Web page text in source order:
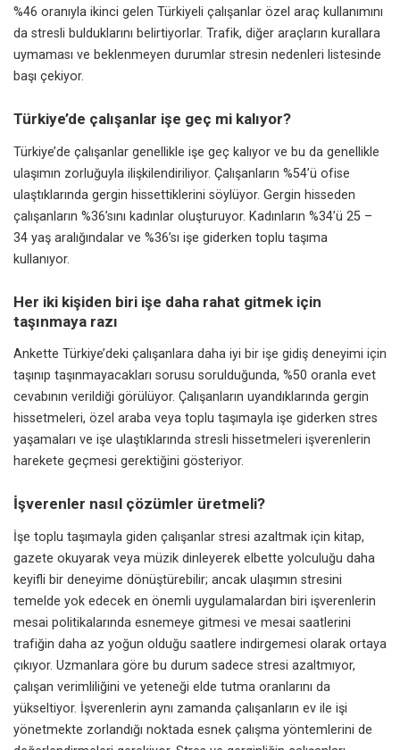
%46 oranıyla ikinci gelen Türkiyeli çalışanlar özel araç kullanımını
da stresli bulduklarını belirtiyorlar. Trafik, diğer araçların kurallara
uymaması ve beklenmeyen durumlar stresin nedenleri listesinde
başı çekiyor.
Türkiye’de çalışanlar işe geç mi kalıyor?
Türkiye’de çalışanlar genellikle işe geç kalıyor ve bu da genellikle
ulaşımın zorluğuyla ilişkilendiriliyor. Çalışanların %54’ü ofise
ulaştıklarında gergin hissettiklerini söylüyor. Gergin hisseden
çalışanların %36’sını kadınlar oluşturuyor. Kadınların %34’ü 25 –
34 yaş aralığındalar ve %36’sı işe giderken toplu taşıma
kullanıyor.
Her iki kişiden biri işe daha rahat gitmek için
taşınmaya razı
Ankette Türkiye’deki çalışanlara daha iyi bir işe gidiş deneyimi için
taşınıp taşınmayacakları sorusu sorulduğunda, %50 oranla evet
cevabının verildiği görülüyor. Çalışanların uyandıklarında gergin
hissetmeleri, özel araba veya toplu taşımayla işe giderken stres
yaşamaları ve işe ulaştıklarında stresli hissetmeleri işverenlerin
harekete geçmesi gerektiğini gösteriyor.
İşverenler nasıl çözümler üretmeli?
İşe toplu taşımayla giden çalışanlar stresi azaltmak için kitap,
gazete okuyarak veya müzik dinleyerek elbette yolculuğu daha
keyifli bir deneyime dönüştürebilir; ancak ulaşımın stresini
temelde yok edecek en önemli uygulamalardan biri işverenlerin
mesai politikalarında esnemeye gitmesi ve mesai saatlerini
trafiğin daha az yoğun olduğu saatlere indirgemesi olarak ortaya
çıkıyor. Uzmanlara göre bu durum sadece stresi azaltmıyor,
çalışan verimliliğini ve yeteneği elde tutma oranlarını da
yükseltiyor. İşverenlerin aynı zamanda çalışanların ev ile işi
yönetmekte zorlandığı noktada esnek çalışma yöntemlerini de